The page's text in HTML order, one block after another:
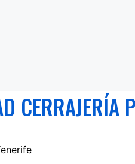
CERRAJERÍA